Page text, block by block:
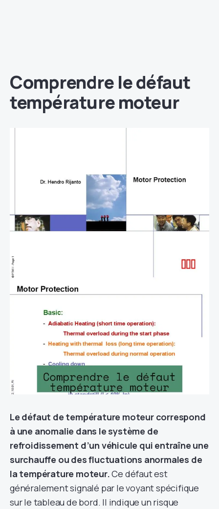
Comprendre le défaut
température moteur
Le défaut de température moteur correspond
à une anomalie dans le système de
refroidissement d’un véhicule qui entraîne une
surchauffe ou des fluctuations anormales de
la température moteur.Ce défaut est
généralement signalé par le voyant spécifique
sur le tableau de bord. Il indique un risque